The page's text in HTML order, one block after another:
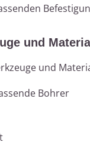
und
und
Bohrer